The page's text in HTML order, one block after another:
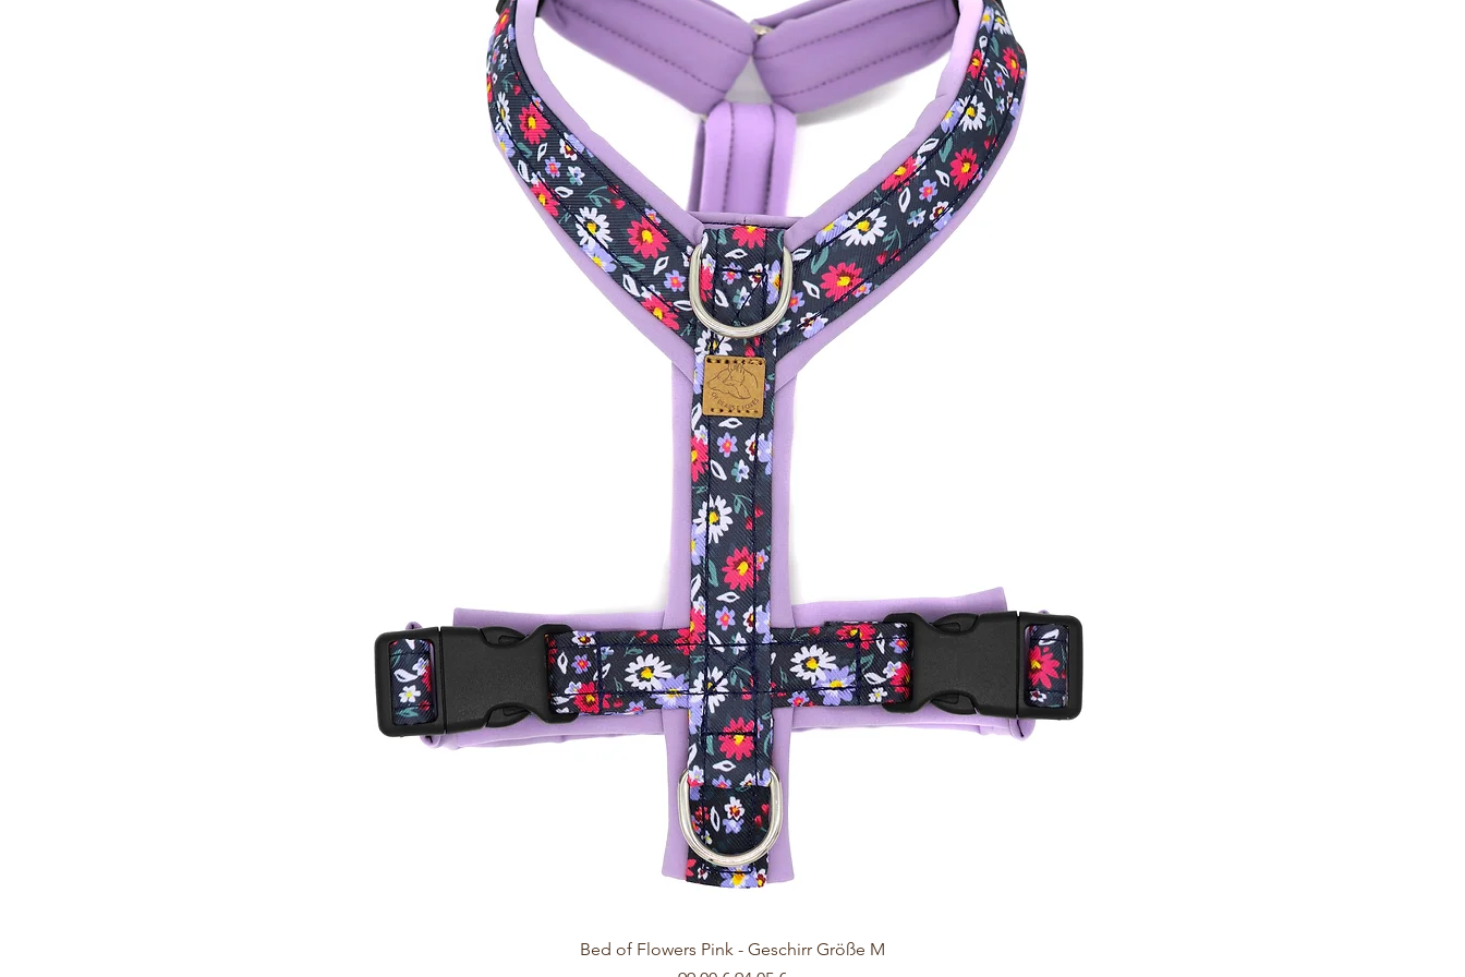
verwendet und für die goldenen Messing.
Mir ist Sicherheit mindestens genauso wichtig wie
Schönheit, somit wurden die leinen getestet. Trotz
vielen Tests sind sie aber nur im normalen Alltag zu
tragen und auf keinem Fall als Sportleinen gedacht. Sie
sollten regelmäßig auf Verschleiß und Abnutzungen
geprüft werden und möglicherweise entsorgt werden.
Die Produkte wurden explizit für Hunde entwickelt und
sind nicht für den Gebrauch für Kinder oder Menschen
gemacht. Die Materialien wurden speziell auf die
Bedürfnisse von Hunden abgestimmt. Die Ringe und
die dazugehörige Bruchlast wurden speziell für die
individuelle Bestellung ausgewählt. Das sollte beim
Schnellansicht
Bed of Flowers Pink - Geschirr Größe M